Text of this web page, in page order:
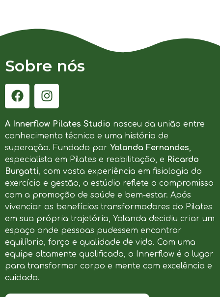
Sobre nós
A Innerflow Pilates Studio nasceu da união entre
conhecimento técnico e uma história de
superação. Fundado por Yolanda Fernandes,
especialista em Pilates e reabilitação, e Ricardo
Burgatti, com vasta experiência em fisiologia do
exercício e gestão, o estúdio reflete o compromisso
com a promoção de saúde e bem-estar. Após
vivenciar os benefícios transformadores do Pilates
em sua própria trajetória, Yolanda decidiu criar um
espaço onde pessoas pudessem encontrar
equilíbrio, força e qualidade de vida. Com uma
equipe altamente qualificada, o Innerflow é o lugar
para transformar corpo e mente com excelência e
cuidado.